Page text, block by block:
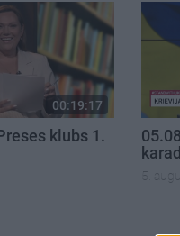
00:19:17
klubs 1.
5.